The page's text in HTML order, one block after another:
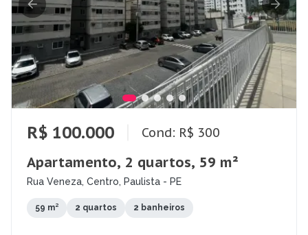
R$ 100.000 Cond: R$ 300
Apartamento, 2 quartos, 59 m²
Rua Veneza, Centro, Paulista - PE
59 m² 2 quartos 2 banheiros